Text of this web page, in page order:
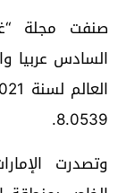
صنفت مجلة
8.0539.
وتصدرت